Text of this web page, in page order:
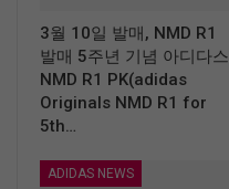
3월 10일 발매, NMD R1
발매 5주년 기념 아디다스
NMD R1 PK(adidas
Originals NMD R1 for
5th…
ADIDAS NEWS